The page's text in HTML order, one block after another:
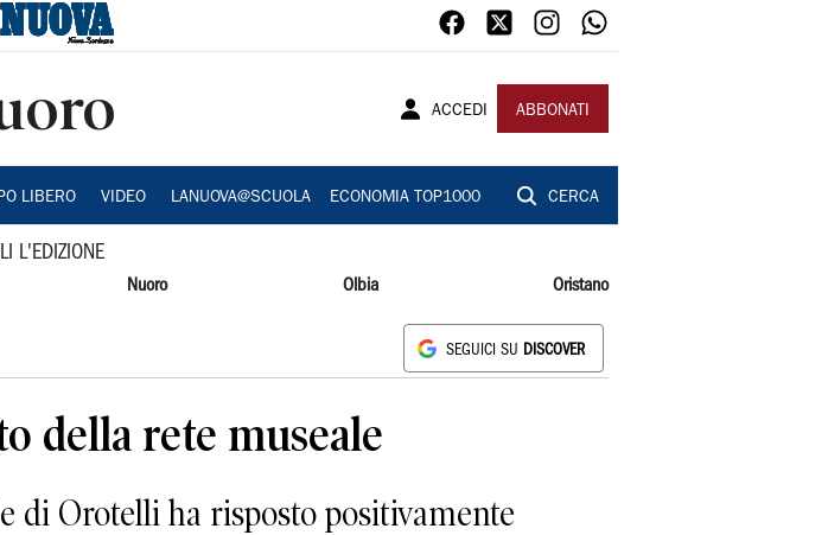
ACCEDI ABBONATI
LIBERO VIDEO LANUOVA@SCUOLA ECONOMIA TOP1000 CERCA
L'EDIZIONE
Nuoro Olbia Oristano
SEGUICI SU DISCOVER
della rete museale
di Orotelli ha risposto positivamente